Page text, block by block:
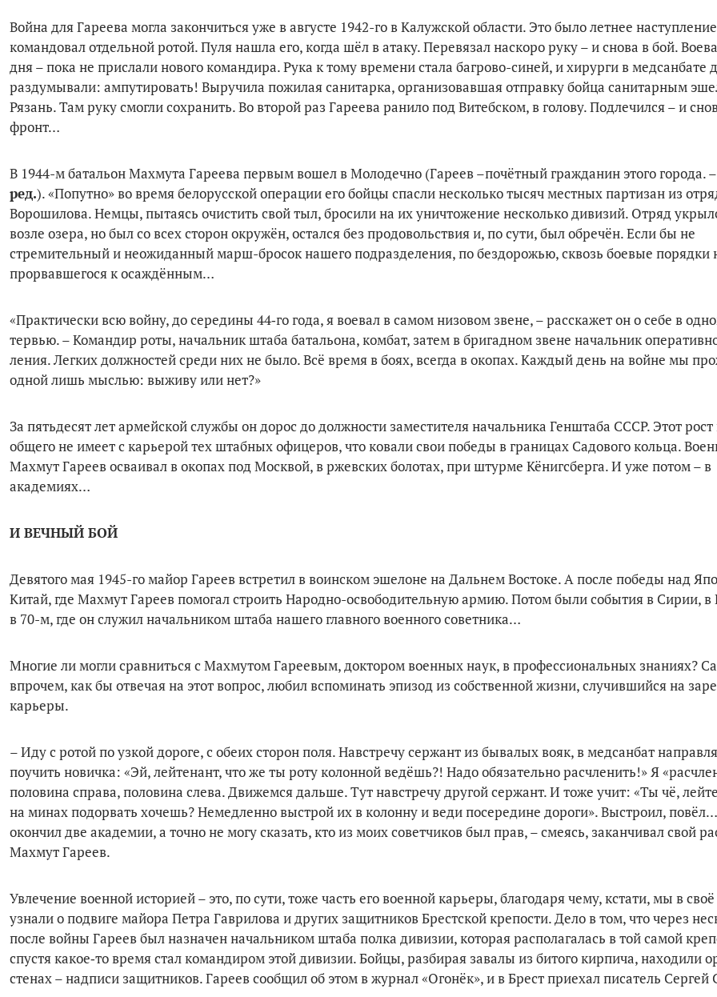
Война для Гареева могла закончить­ся уже в августе 1942-го в Калужской области. Это было летнее
командовал отдельной ротой. Пуля нашла его, когда шёл в атаку. Перевя­зал наскоро руку – и снова в бой.
дня – пока не прислали нового командира. Рука к тому времени стала багрово-синей, и хирурги в медсанбате
раздумывали: ампутировать! Выручила пожилая санитарка, органи­зовавшая отправку бойца санитарным
Рязань. Там руку смогли со­хранить. Во второй раз Гареева ранило под Витебском, в голову. Подлечился – и
фронт…
В 1944-м батальон Махмута Гареева первым вошел в Молодечно (Гареев –почётный гражданин этого города. –
ред.). «Попутно» во время бе­лорусской операции его бойцы спасли несколько тысяч местных партизан из
Ворошилова. Немцы, пытаясь очистить свой тыл, бросили на их уничтожение несколько дивизий. Отряд
возле озера, но был со всех сторон окружён, остался без про­довольствия и, по сути, был обречён. Если бы не
стремительный и неожиданный марш-бросок нашего подразделения, по бездорожью, сквозь боевые порядки
прорвавшегося к осаждённым…
«Практически всю войну, до середины 44‑го года, я воевал в самом низовом зве­не, – расскажет он о себе в
тервью. – Командир роты, начальник штаба батальона, комбат, затем в бригад­ном звене начальник
ления. Легких должностей среди них не было. Всё время в боях, всегда в окопах. Каждый день на войне мы
одной лишь мыслью: выживу или нет?»
За пятьдесят лет армейской службы он дорос до должности заместителя на­чальника Генштаба СССР. Этот рост
общего не имеет с карьерой тех штаб­ных офицеров, что ковали свои победы в границах Садового кольца.
Махмут Гареев осваивал в око­пах под Москвой, в ржевских болотах, при штурме Кёнигсберга. И уже потом – в
академиях…
И ВЕЧНЫЙ БОЙ
Девятого мая 1945-го майор Га­реев встретил в воинском эшелоне на Дальнем Востоке. А после победы над
Китай, где Махмут Гареев помогал строить Народно-освободительную армию. Потом были события в Сирии, в
в 70-м, где он служил начальником штаба на­шего главного военного советника…
Многие ли могли сравниться с Мах­мутом Гареевым, доктором военных наук, в профессиональных знаниях?
впрочем, как бы отвечая на этот вопрос, любил вспоминать эпизод из собственной жизни, случившийся на
карьеры.
– Иду с ротой по узкой дороге, с обе­их сторон поля. Навстречу сержант из бывалых вояк, в медсанбат
поучить новичка: «Эй, лейтенант, что же ты роту колонной ведёшь?! Надо обязательно расчле­нить!» Я
половина спра­ва, половина слева. Движемся дальше. Тут навстречу другой сержант. И тоже учит: «Ты чё,
на ми­нах подорвать хочешь? Немедленно выстрой их в колонну и веди посе­редине дороги». Выстроил,
окончил две академии, а точно не могу сказать, кто из моих советчиков был прав, – смеясь, заканчивал свой
Махмут Гареев.
Увлечение военной историей – это, по сути, тоже часть его военной карье­ры, благодаря чему, кстати, мы в
узнали о подвиге майора Петра Гаврилова и других защитников Бре­стской крепости. Дело в том, что че­рез
после войны Гаре­ев был назначен начальником штаба полка дивизии, которая располагалась в той самой
спустя какое‑то время стал командиром этой дивизии. Бойцы, разбирая завалы из битого кир­пича, находили
стенах – надписи защитников. Гареев сообщил об этом в журнал «Огонёк», и в Брест приехал писатель